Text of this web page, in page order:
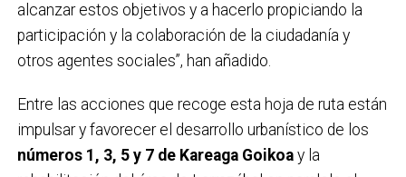
alcanzar estos objetivos y a hacerlo propiciando la
participación y la colaboración de la ciudadanía y
otros agentes sociales”, han añadido.
Entre las acciones que recoge esta hoja de ruta están
impulsar y favorecer el desarrollo urbanístico de los
números 1, 3, 5 y 7 de Kareaga Goikoa y la